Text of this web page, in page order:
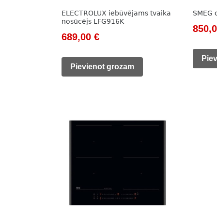
ELECTROLUX iebūvējams tvaika
nosūcējs LFG916K
Original
was:
689,00 €Current
is:
Pievienot grozam
SMEG
was: